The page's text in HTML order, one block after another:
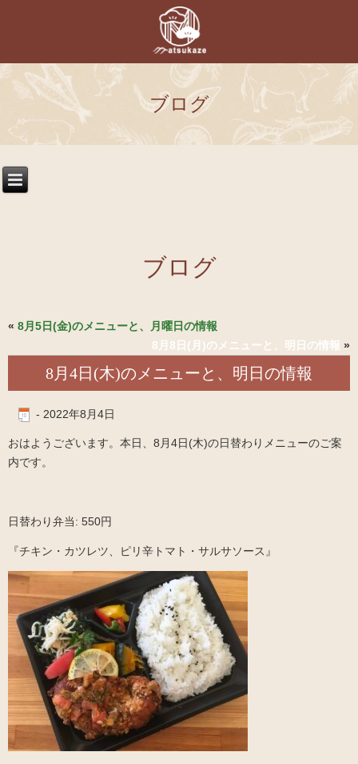
ブログ
ブログ
« 8月5日(金)のメニューと、月曜日の情報
8月8日(月)のメニューと、明日の情報 »
8月4日(木)のメニューと、明日の情報
- 2022年8月4日
おはようございます。本日、8月4日(木)の日替わりメニューのご案
内です。
日替わり弁当: 550円
『チキン・カツレツ、ピリ辛トマト・サルサソース』